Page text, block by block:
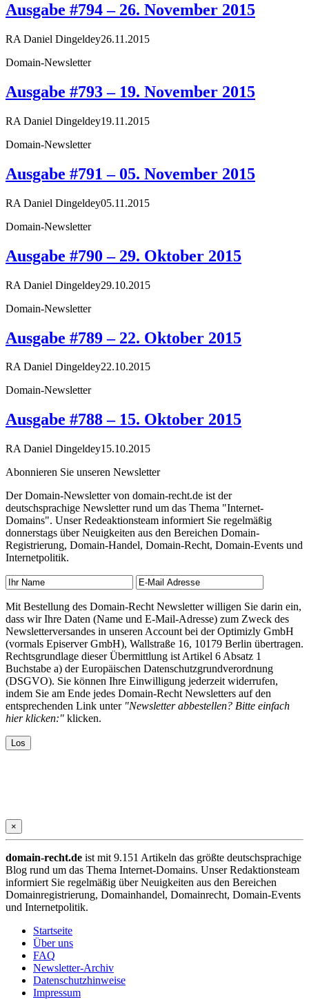
Ausgabe #794 – 26. November 2015
RA Daniel Dingeldey26.11.2015
Domain-Newsletter
Ausgabe #793 – 19. November 2015
RA Daniel Dingeldey19.11.2015
Domain-Newsletter
Ausgabe #791 – 05. November 2015
RA Daniel Dingeldey05.11.2015
Domain-Newsletter
Ausgabe #790 – 29. Oktober 2015
RA Daniel Dingeldey29.10.2015
Domain-Newsletter
Ausgabe #789 – 22. Oktober 2015
RA Daniel Dingeldey22.10.2015
Domain-Newsletter
Ausgabe #788 – 15. Oktober 2015
RA Daniel Dingeldey15.10.2015
Abonnieren Sie unseren Newsletter
Der Domain-Newsletter von domain-recht.de ist der
deutschsprachige Newsletter rund um das Thema "Internet-
Domains". Unser Redeaktionsteam informiert Sie regelmäßig
donnerstags über Neuigkeiten aus den Bereichen Domain-
Registrierung, Domain-Handel, Domain-Recht, Domain-Events und
Internetpolitik.
Mit Bestellung des Domain-Recht Newsletter willigen Sie darin ein,
dass wir Ihre Daten (Name und E-Mail-Adresse) zum Zweck des
Newsletterversandes in unseren Account bei der Optimizly GmbH
(vormals Episerver GmbH), Wallstraße 16, 10179 Berlin übertragen.
Rechtsgrundlage dieser Übermittlung ist Artikel 6 Absatz 1
Buchstabe a) der Europäischen Datenschutzgrundverordnung
(DSGVO). Sie können Ihre Einwilligung jederzeit widerrufen,
indem Sie am Ende jedes Domain-Recht Newsletters auf den
entsprechenden Link unter "Newsletter abbestellen? Bitte einfach
hier klicken:" klicken.
×
domain-recht.de ist mit 9.151 Artikeln das größte deutschsprachige
Blog rund um das Thema Internet-Domains. Unser Redaktionsteam
informiert Sie regelmäßig über Neuigkeiten aus den Bereichen
Domainregistrierung, Domainhandel, Domainrecht, Domain-Events
und Internetpolitik.
Startseite
Über uns
FAQ
Newsletter-Archiv
Datenschutzhinweise
Impressum